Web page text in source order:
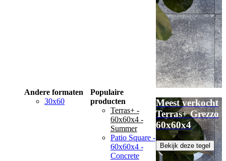
Andere formaten
30x60
Populaire
producten
Terras+ -
60x60x4 -
Summer
Patio Square -
60x60x4 -
Concrete
Meest verkocht
Terras+ Grezzo
60x60x4
Bekijk deze tegel